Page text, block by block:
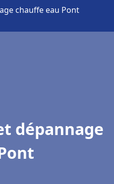
chauffe eau Pont
dépannage